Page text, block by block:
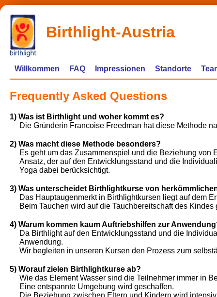
Birthlight-Austria
Willkommen FAQ Impressionen Standorte
Frequently Asked Questions
1) Was ist Birthlight und woher kommt es?
Die Gründerin Francoise Freedman hat diese Methode
2) Was macht diese Methode besonders?
Es geht um das Zusammenspiel und die Beziehung
Ansatz, der auf den Entwicklungsstand und die
Yoga dabei berücksichtigt.
3) Was unterscheidet Birthlightkurse von
Das Hauptaugenmerkt in Birthlightkursen liegt auf dem
Beim Tauchen wird auf die Tauchbereitschaft des
4) Warum kommen kaum Auftriebshilfen zur
Da Birthlight auf den Entwicklungsstand und die
Anwendung.
Wir begleiten in unseren Kursen den Prozess zum
5) Worauf zielen Birthlightkurse ab?
Wie das Element Wasser sind die Teilnehmer immer in
Eine entspannte Umgebung wird geschaffen.
Die Beziehung zwischen Eltern und Kindern wird